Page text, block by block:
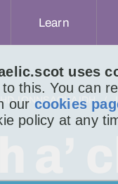
uses
this. You can
our cookies
policy at any
Learn
IONNSACHAIDH